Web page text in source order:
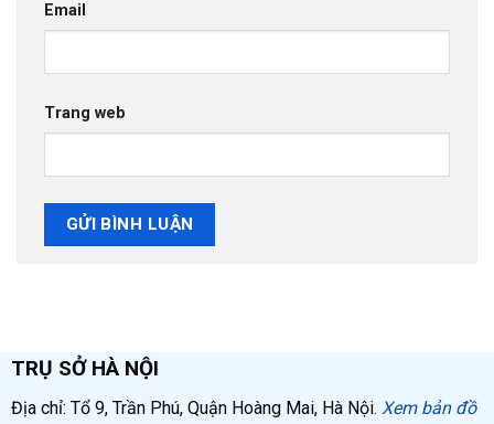
Email
Trang web
TRỤ SỞ HÀ NỘI
Địa chỉ: Tổ 9, Trần Phú, Quận Hoàng Mai, Hà Nội. Xem bản đồ